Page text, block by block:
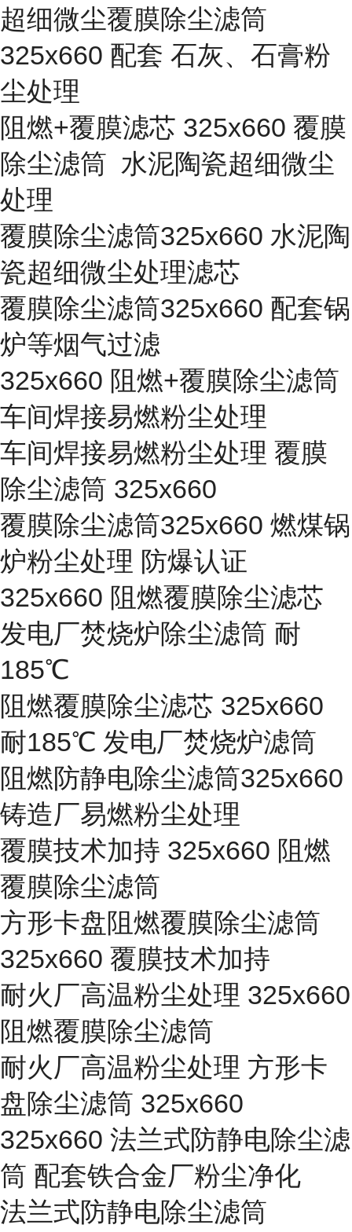
超细微尘覆膜除尘滤筒
325x660 配套 石灰、石膏粉
尘处理
阻燃+覆膜滤芯 325x660 覆膜
除尘滤筒 水泥陶瓷超细微尘
处理
覆膜除尘滤筒325x660 水泥陶
瓷超细微尘处理滤芯
覆膜除尘滤筒325x660 配套锅
炉等烟气过滤
325x660 阻燃+覆膜除尘滤筒
车间焊接易燃粉尘处理
车间焊接易燃粉尘处理 覆膜
除尘滤筒 325x660
覆膜除尘滤筒325x660 燃煤锅
炉粉尘处理 防爆认证
325x660 阻燃覆膜除尘滤芯
发电厂焚烧炉除尘滤筒 耐
185℃
阻燃覆膜除尘滤芯 325x660
耐185℃ 发电厂焚烧炉滤筒
阻燃防静电除尘滤筒325x660
铸造厂易燃粉尘处理
覆膜技术加持 325x660 阻燃
覆膜除尘滤筒
方形卡盘阻燃覆膜除尘滤筒
325x660 覆膜技术加持
耐火厂高温粉尘处理 325x660
阻燃覆膜除尘滤筒
耐火厂高温粉尘处理 方形卡
盘除尘滤筒 325x660
325x660 法兰式防静电除尘滤
筒 配套铁合金厂粉尘净化
法兰式防静电除尘滤筒